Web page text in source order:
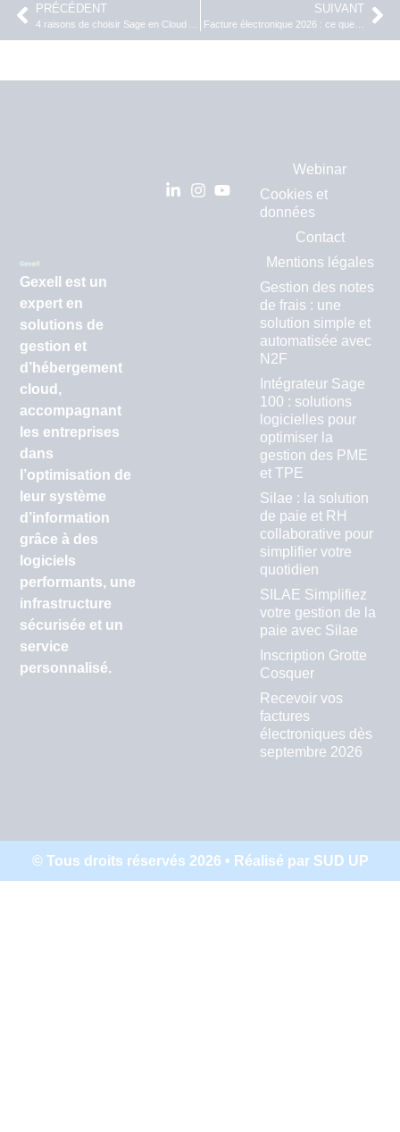
PRÉCÉDENT SUIVANT
Gexell est un
expert en
solutions de
gestion et
d’hébergement
cloud,
accompagnant
les entreprises
dans
l’optimisation de
leur système
d’information
grâce à des
logiciels
performants, une
infrastructure
sécurisée et un
service
personnalisé.
Webinar
Cookies et
données
Contact
Mentions légales
Gestion des notes
de frais : une
solution simple et
automatisée avec
N2F
Intégrateur Sage
100 : solutions
logicielles pour
optimiser la
gestion des PME
et TPE
Silae : la solution
de paie et RH
collaborative pour
simplifier votre
quotidien
SILAE Simplifiez
votre gestion de la
paie avec Silae
Inscription Grotte
Cosquer
Recevoir vos
factures
électroniques dès
septembre 2026
© Tous droits réservés 2026 • Réalisé par SUD UP